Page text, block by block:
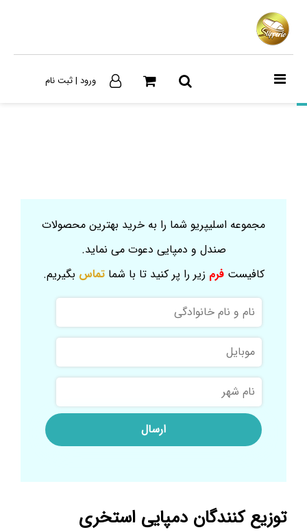
ورود | ثبت نام
مجموعه اسلیپریو شما را به خرید بهترین محصولات
صندل و دمپایی دعوت می نماید.
کافیستفرم زیر را پر کنید تا با شماتماس بگیریم.
نام
و
نام
خانوادگی
موبایل
نام
شهر
توزیع کنندگان دمپایی استخری